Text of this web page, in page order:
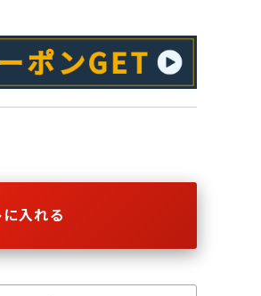
に入れる